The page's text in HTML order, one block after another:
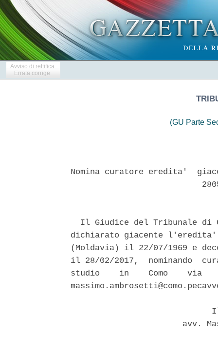
Avviso di rettifica
Errata corrige
(GU Parte
Nomina curatore eredita'
Il Giudice del Tribunale di
dichiarato giacente
(Moldavia) il 22/07/1969 e
il 28/02/2017,  nominando
studio    in    Como    via
avv.